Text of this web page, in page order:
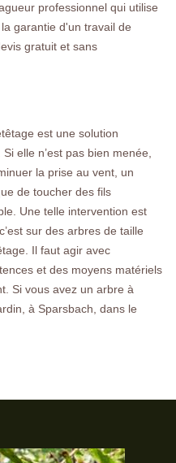
professionnel qui utilise
garantie d'un travail de
gratuit et sans
est une solution
elle n’est pas bien menée,
la prise au vent, un
de toucher des fils
Une telle intervention est
sur des arbres de taille
Il faut agir avec
et des moyens matériels
Si vous avez un arbre à
à Sparsbach, dans le